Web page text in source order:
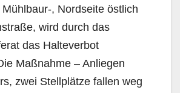
, Nordseite östlich
wird durch das
das Halteverbot
Maßnahme – Anliegen
zwei Stellplätze fallen weg